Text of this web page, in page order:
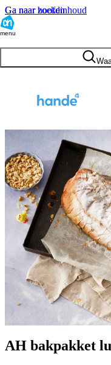
Ga naar hoofdinhoud
Ga naar zoeken
menu
AH bakpakket